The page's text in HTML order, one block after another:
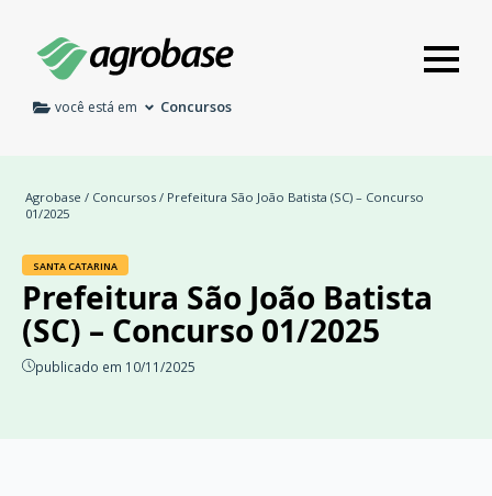
você está em Concursos
Agrobase / Concursos / Prefeitura São João Batista (SC) – Concurso
01/2025
SANTA CATARINA
Prefeitura São João Batista
(SC) – Concurso 01/2025
publicado em 10/11/2025